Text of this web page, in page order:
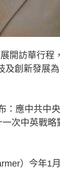
開訪華行程
及創新發展
：應中共中
次中英戰略
）今年1